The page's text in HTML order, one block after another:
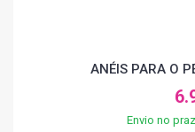
ANÉIS PARA O
Envio no